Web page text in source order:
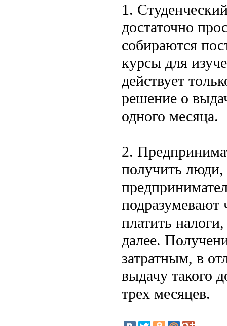
1.
достаточно
собираются
курсы для
действует
решение о
одного месяца.
2.
получить люди,
подразумевают
платить
далее.
затратным, в
выдачу такого
трех месяцев.